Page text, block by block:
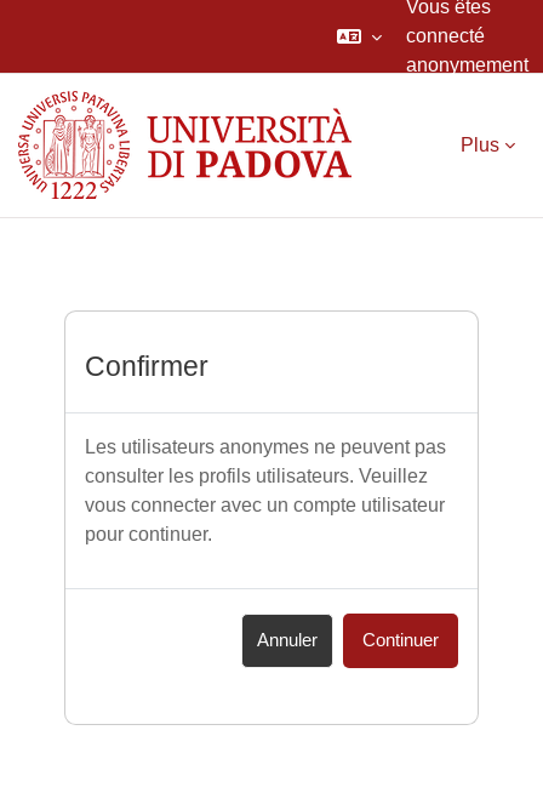
Vous êtes
connecté
anonymement
Plus
Confirmer
Les utilisateurs anonymes ne peuvent pas
consulter les profils utilisateurs. Veuillez
vous connecter avec un compte utilisateur
pour continuer.
Annuler Continuer